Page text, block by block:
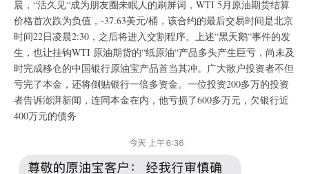
晨，“活久见“成为朋友圈未眠人的刷屏词，WTI 5月原油期货结算
价格首次跌为负值，-37.63美元/桶，该合约的最后交易时间是北京
时间22日凌晨2:30，之后将进入交割程序。上述“黑天鹅“事件的发
生，也让挂钩WTI 原油期货的“纸原油“产品多头产生巨亏，尚未及
时完成移仓的中国银行原油宝产品首当其冲。广大散户投资者不但
亏完了本金，还将倒贴银行一倍多资金。一位投资200多万的投资
者告诉澎湃新闻，连同本金在内，他亏损了600多万元，欠银行近
400万元的债务